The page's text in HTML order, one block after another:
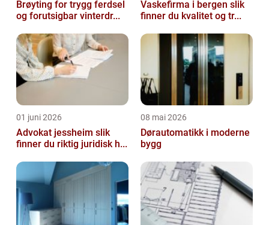
Brøyting for trygg ferdsel
og forutsigbar vinterdr...
Vaskefirma i bergen slik
finner du kvalitet og tr...
01 juni 2026
Advokat jessheim slik
finner du riktig juridisk h...
08 mai 2026
Dørautomatikk i moderne
bygg